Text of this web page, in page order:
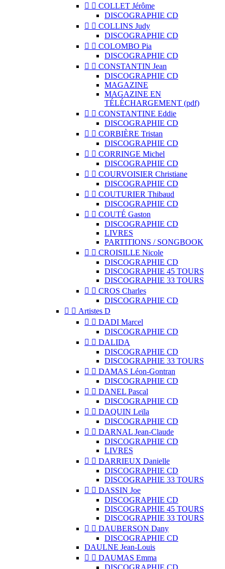
  COLLET Jérôme
DISCOGRAPHIE CD
  COLLINS Judy
DISCOGRAPHIE CD
  COLOMBO Pia
DISCOGRAPHIE CD
  CONSTANTIN Jean
DISCOGRAPHIE CD
MAGAZINE
MAGAZINE EN
TÉLÉCHARGEMENT (pdf)
  CONSTANTINE Eddie
DISCOGRAPHIE CD
  CORBIÈRE Tristan
DISCOGRAPHIE CD
  CORRINGE Michel
DISCOGRAPHIE CD
  COURVOISIER Christiane
DISCOGRAPHIE CD
  COUTURIER Thibaud
DISCOGRAPHIE CD
  COUTÉ Gaston
DISCOGRAPHIE CD
LIVRES
PARTITIONS / SONGBOOK
  CROISILLE Nicole
DISCOGRAPHIE CD
DISCOGRAPHIE 45 TOURS
DISCOGRAPHIE 33 TOURS
  CROS Charles
DISCOGRAPHIE CD
  Artistes D
  DADI Marcel
DISCOGRAPHIE CD
  DALIDA
DISCOGRAPHIE CD
DISCOGRAPHIE 33 TOURS
  DAMAS Léon-Gontran
DISCOGRAPHIE CD
  DANEL Pascal
DISCOGRAPHIE CD
  DAQUIN Leïla
DISCOGRAPHIE CD
  DARNAL Jean-Claude
DISCOGRAPHIE CD
LIVRES
  DARRIEUX Danielle
DISCOGRAPHIE CD
DISCOGRAPHIE 33 TOURS
  DASSIN Joe
DISCOGRAPHIE CD
DISCOGRAPHIE 45 TOURS
DISCOGRAPHIE 33 TOURS
  DAUBERSON Dany
DISCOGRAPHIE CD
DAULNE Jean-Louis
  DAUMAS Emma
DISCOGRAPHIE CD